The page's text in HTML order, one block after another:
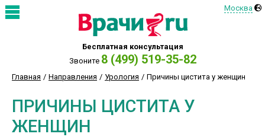
Бесплатная консультация
Звоните 8 (499) 519-35-82
Москва
Главная Направления Урология Причины цистита у женщин
ПРИЧИНЫ ЦИСТИТА У
ЖЕНЩИН